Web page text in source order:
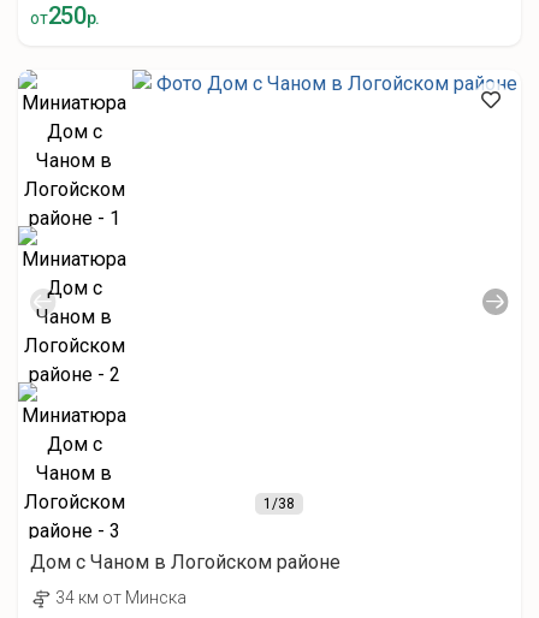
от250р.
1/38
Дом с Чаном в Логойском районе
34 км от Минска